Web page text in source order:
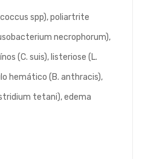
spp), poliartrite
necrophorum),
(C. suis), listeriose (L.
hemático (B. anthracis),
tetani), edema